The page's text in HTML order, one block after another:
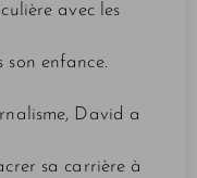
avec les
son enfance.
David a
sa carrière à